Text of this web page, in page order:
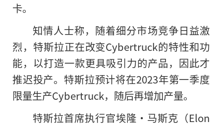
卡。
知情人士称，随着细分市场竞争日益激
烈，特斯拉正在改变Cybertruck的特性和功
能，以打造一款更具吸引力的产品，因此才
推迟投产。特斯拉预计将在2023年第一季度
限量生产Cybertruck，随后再增加产量。
特斯拉首席执行官埃隆·马斯克（Elon